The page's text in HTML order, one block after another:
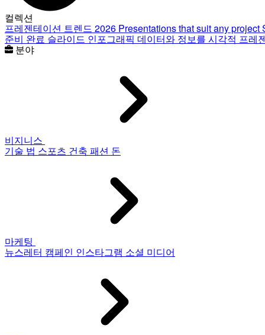
컬렉션
프레젠테이션 트렌드 2026 Presentations that suit any project
준비 완료 슬라이드 인포그래픽 데이터와 정보를 시각적 프레
분야
비지니스
기술 법 스포츠 건축 패션 돈
마케팅
뉴스레터 캠페인 인스타그램 소셜 미디어